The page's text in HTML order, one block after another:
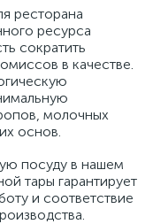
ресторана
ресурса
сократить
в качестве.
молочных
основ.
посуду в нашем
тары гарантирует
и соответствие